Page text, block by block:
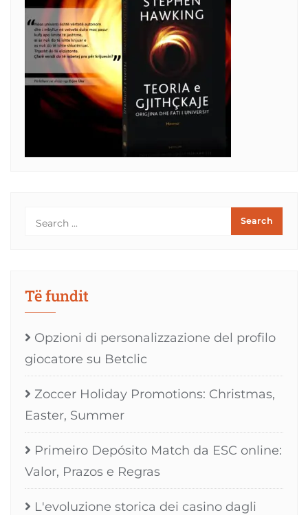
Të fundit
Opzioni di personalizzazione del profilo
giocatore su Betclic
Zoccer Holiday Promotions: Christmas,
Easter, Summer
Primeiro Depósito Match da ESC online:
Valor, Prazos e Regras
L'evoluzione storica dei casino dagli